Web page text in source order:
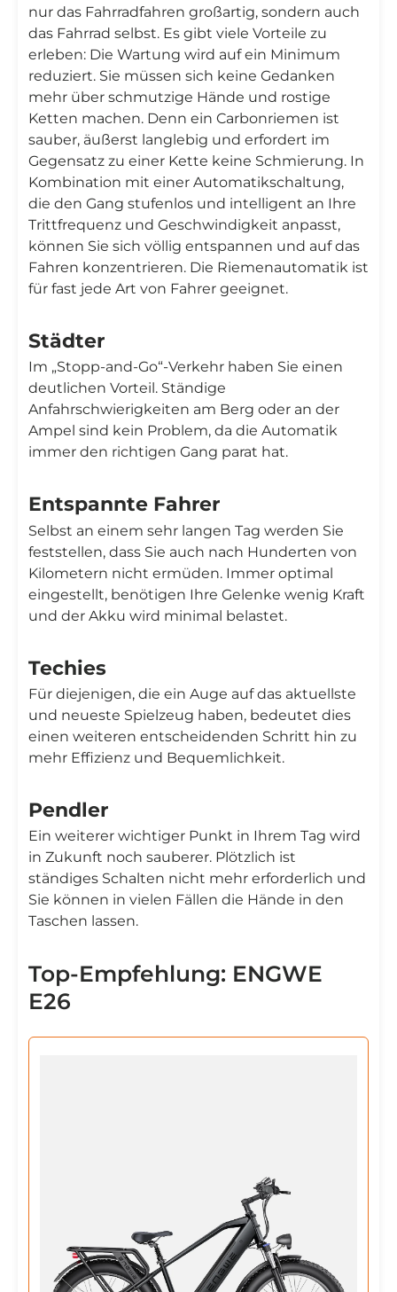
nur das Fahrradfahren großartig, sondern auch
das Fahrrad selbst. Es gibt viele Vorteile zu
erleben: Die Wartung wird auf ein Minimum
reduziert. Sie müssen sich keine Gedanken
mehr über schmutzige Hände und rostige
Ketten machen. Denn ein Carbonriemen ist
sauber, äußerst langlebig und erfordert im
Gegensatz zu einer Kette keine Schmierung. In
Kombination mit einer Automatikschaltung,
die den Gang stufenlos und intelligent an Ihre
Trittfrequenz und Geschwindigkeit anpasst,
können Sie sich völlig entspannen und auf das
Fahren konzentrieren. Die Riemenautomatik ist
für fast jede Art von Fahrer geeignet.
Städter
Im „Stopp-and-Go“-Verkehr haben Sie einen
deutlichen Vorteil. Ständige
Anfahrschwierigkeiten am Berg oder an der
Ampel sind kein Problem, da die Automatik
immer den richtigen Gang parat hat.
Entspannte Fahrer
Selbst an einem sehr langen Tag werden Sie
feststellen, dass Sie auch nach Hunderten von
Kilometern nicht ermüden. Immer optimal
eingestellt, benötigen Ihre Gelenke wenig Kraft
und der Akku wird minimal belastet.
Techies
Für diejenigen, die ein Auge auf das aktuellste
und neueste Spielzeug haben, bedeutet dies
einen weiteren entscheidenden Schritt hin zu
mehr Effizienz und Bequemlichkeit.
Pendler
Ein weiterer wichtiger Punkt in Ihrem Tag wird
in Zukunft noch sauberer. Plötzlich ist
ständiges Schalten nicht mehr erforderlich und
Sie können in vielen Fällen die Hände in den
Taschen lassen.
Top-Empfehlung: ENGWE
E26